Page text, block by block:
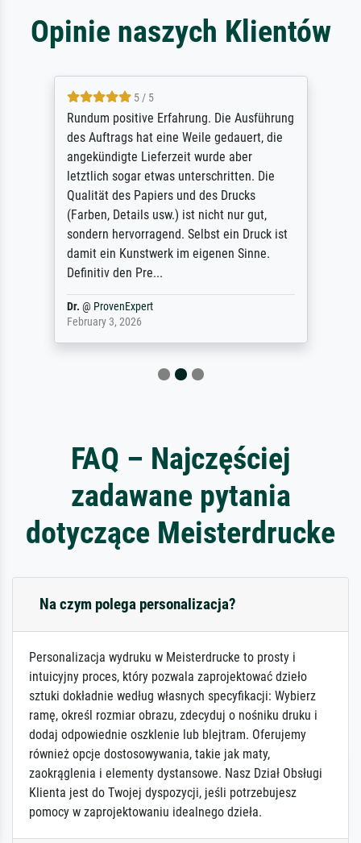
Opinie naszych Klientów
5 / 5
Rundum positive Erfahrung. Die Ausführung
des Auftrags hat eine Weile gedauert, die
angekündigte Lieferzeit wurde aber
letztlich sogar etwas unterschritten. Die
Qualität des Papiers und des Drucks
(Farben, Details usw.) ist nicht nur gut,
sondern hervorragend. Selbst ein Druck ist
damit ein Kunstwerk im eigenen Sinne.
Definitiv den Pre...
Dr. @ ProvenExpert
February 3, 2026
FAQ – Najczęściej
zadawane pytania
dotyczące Meisterdrucke
Na czym polega personalizacja?
Personalizacja wydruku w Meisterdrucke to prosty i
intuicyjny proces, który pozwala zaprojektować dzieło
sztuki dokładnie według własnych specyfikacji: Wybierz
ramę, określ rozmiar obrazu, zdecyduj o nośniku druku i
dodaj odpowiednie oszklenie lub blejtram. Oferujemy
również opcje dostosowywania, takie jak maty,
zaokrąglenia i elementy dystansowe. Nasz Dział Obsługi
Klienta jest do Twojej dyspozycji, jeśli potrzebujesz
pomocy w zaprojektowaniu idealnego dzieła.